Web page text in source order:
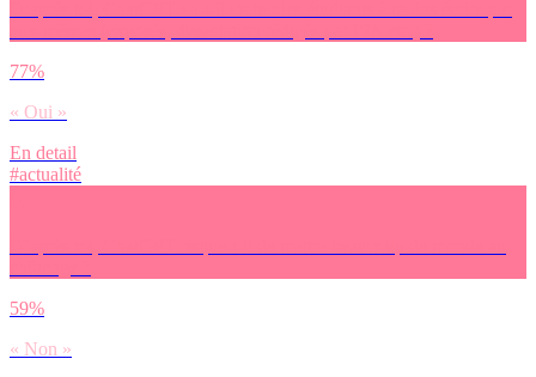
77%
« Oui »
En detail
#actualité
59%
« Non »